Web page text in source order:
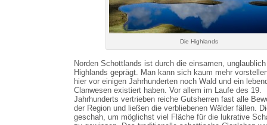
Die Highlands
Norden Schottlands ist durch die einsamen,
Highlands geprägt. Man kann sich kaum mehr
hier vor einigen Jahrhunderten noch Wald und ein
Clanwesen existiert haben. Vor allem im Laufe des 19.
Jahrhunderts vertrieben reiche Gutsherren fast alle
der Region und ließen die verbliebenen Wälder fällen.
geschah, um möglichst viel Fläche für die lukrative